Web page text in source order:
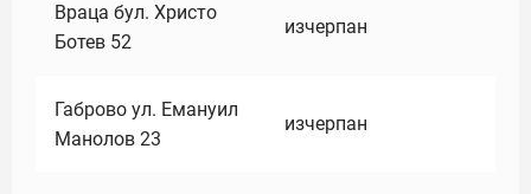
Враца бул. Христо
Ботев 52
изчерпан
Габрово ул. Емануил
Манолов 23
изчерпан